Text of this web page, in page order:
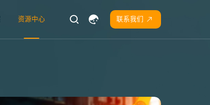
资源中心 联系我们